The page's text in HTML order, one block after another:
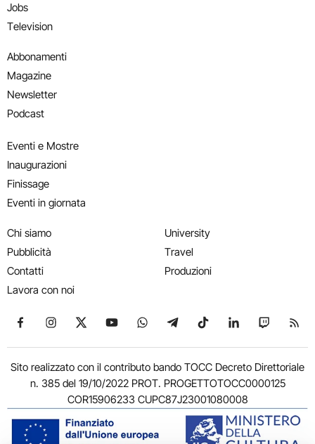
Jobs
Television
Abbonamenti
Magazine
Newsletter
Podcast
Eventi e Mostre
Inaugurazioni
Finissage
Eventi in giornata
Chi siamo
Pubblicità
Contatti
Lavora con noi
University
Travel
Produzioni
Seguici su Facebook
Seguici su Instagram
Seguici su X
Seguici su YouTube
Seguici su WhatsApp
Seguici su Telegram
Seguici su TikTok
Seguici su
Seguici
Sito realizzato con il contributo bando TOCC Decreto Direttoriale
n. 385 del 19/10/2022 PROT. PROGETTOTOCC0000125
COR15906233 CUPC87J23001080008